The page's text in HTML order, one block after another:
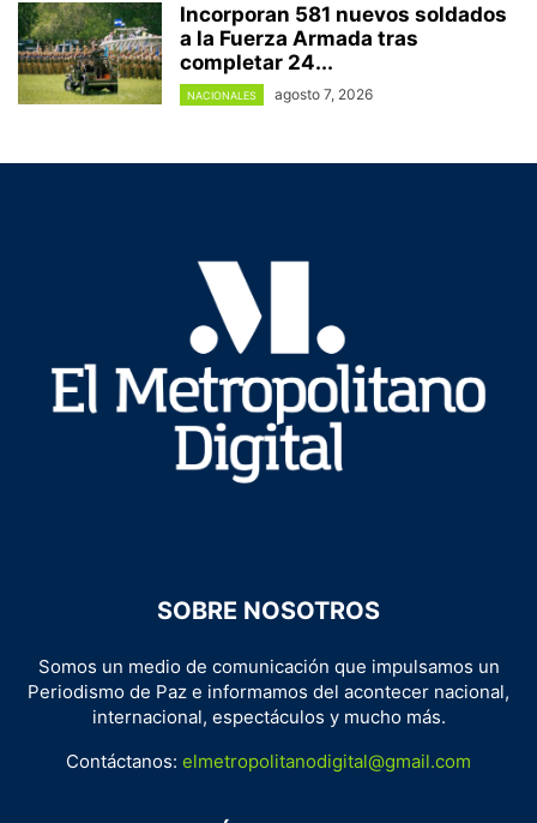
Incorporan 581 nuevos soldados
a la Fuerza Armada tras
completar 24...
NACIONALES agosto 7, 2026
SOBRE NOSOTROS
Somos un medio de comunicación que impulsamos un
Periodismo de Paz e informamos del acontecer nacional,
internacional, espectáculos y mucho más.
Contáctanos: elmetropolitanodigital@gmail.com